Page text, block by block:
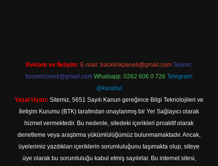
Reklam ve İletişim: E-mail: backlinkpaneli@gmail.com Teams:
forumhizmeti@gmail.com Whatsapp: 0262 606 0 726 Telegram:
@karabul
Yasal Uyarı: Sitemiz, 5651 Sayılı Kanun gereğince Bilgi Teknolojileri ve
İletişim Kurumu (BTK) tarafından onaylanmış bir Yer Sağlayıcı olarak
hizmet vermektedir. Bu nedenle, sitedeki içerikleri proaktif olarak
denetleme veya araştırma yükümlülüğümüz bulunmamaktadır. Ancak,
üyelerimiz yazdıkları içeriklerin sorumluluğunu taşımakta olup, siteye
üye olarak bu sorumluluğu kabul etmiş sayılırlar. Bu internet sitesi,